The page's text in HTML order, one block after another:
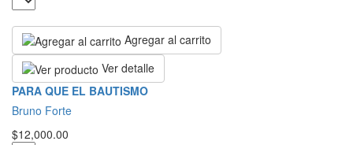
Agregar al carrito
Ver detalle
PARA QUE EL BAUTISMO
Bruno Forte
$12,000.00